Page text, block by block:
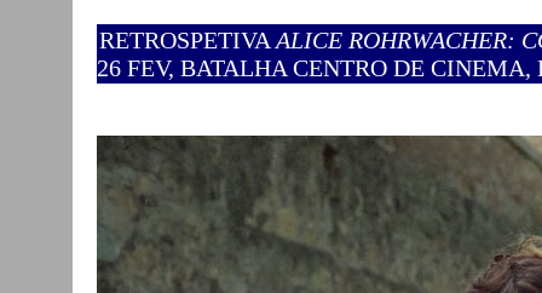
RETROSPETIVA ALICE ROHRWACHER:
26 FEV, BATALHA CENTRO DE CINEMA,